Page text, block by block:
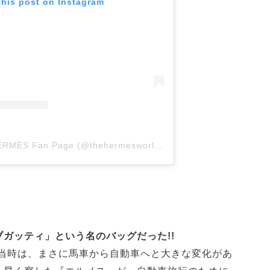
A post shared by HERMÈS Fan Page (@thehermesworld)
ッティ」という名のバッグだった!!
時は、まさに馬車から自動車へと大きな変化があ